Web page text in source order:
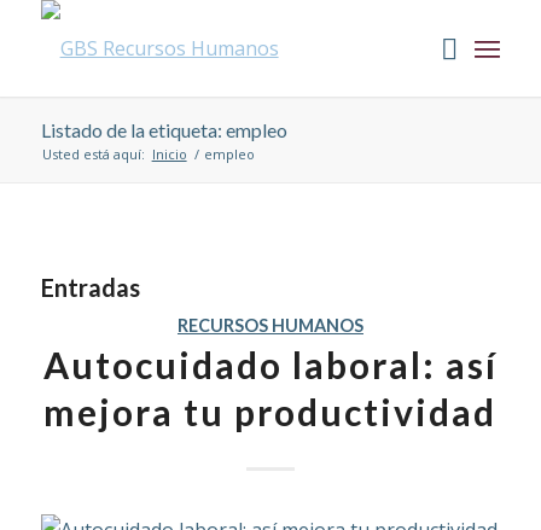
Listado de la etiqueta: empleo
Usted está aquí: Inicio / empleo
Entradas
RECURSOS HUMANOS
Autocuidado laboral: así
mejora tu productividad